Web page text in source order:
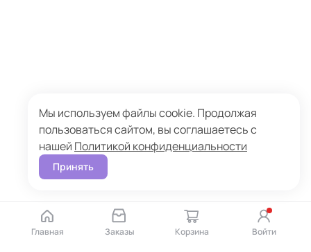
Мы используем файлы cookie. Продолжая
пользоваться сайтом, вы соглашаетесь с
нашей Политикой конфиденциальности
Принять
Главная Войти
Заказы Корзина